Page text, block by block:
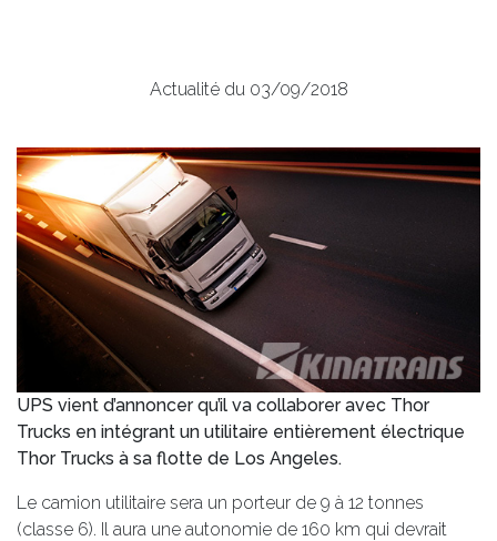
Actualité du 03/09/2018
UPS vient d’annoncer qu’il va collaborer avec Thor
Trucks en intégrant un utilitaire entièrement électrique
Thor Trucks à sa flotte de Los Angeles.
Le camion utilitaire sera un porteur de 9 à 12 tonnes
(classe 6). Il aura une autonomie de 160 km qui devrait